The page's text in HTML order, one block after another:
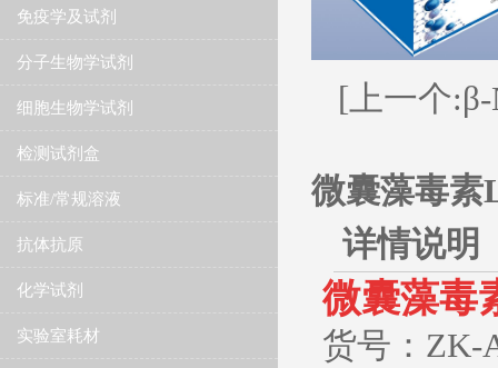
免疫学及试剂
分子生物学试剂
细胞生物学试剂
检测试剂盒
标准/常规溶液
抗体抗原
化学试剂
实验室耗材
[上一个
微囊藻毒
详情说明
微囊藻毒
货号： ZK-